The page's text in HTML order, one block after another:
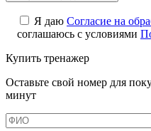
Я даю Cогласие на
соглашаюсь с условиями
Купить тренажер
Оставьте свой номер для
минут